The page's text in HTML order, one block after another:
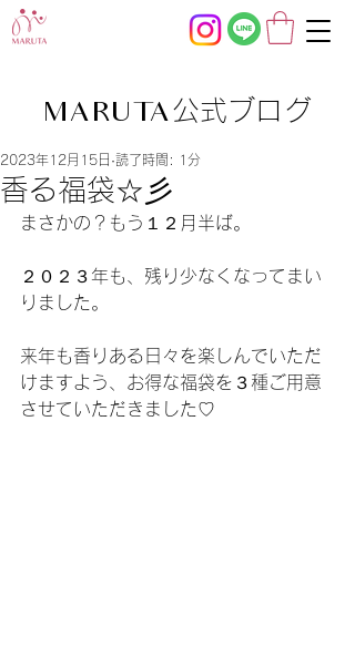
MARUTA公式ブログ
香る福袋☆彡
2023年12月15日 読了時間: 1分
まさかの？もう１２月半ば。
２０２３年も、残り少なくなってまい
りました。
来年も香りある日々を楽しんでいただ
けますよう、お得な福袋を３種ご用意
させていただきました♡